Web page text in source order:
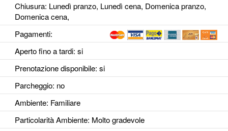
Chiusura: Lunedì pranzo, Lunedì cena, Domenica pranzo,
Domenica cena,
Pagamenti:
Aperto fino a tardi: si
Prenotazione disponibile: si
Parcheggio: no
Ambiente: Familiare
Particolarità Ambiente: Molto gradevole